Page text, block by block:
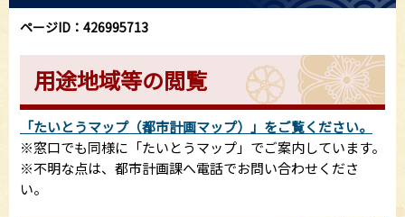
ページID：426995713
用途地域等の閲覧
「たいとうマップ（都市計画マップ）」をご覧ください。
※窓口でも同様に「たいとうマップ」でご案内しています。
※不明な点は、都市計画課へ電話でお問い合わせくださ
い。